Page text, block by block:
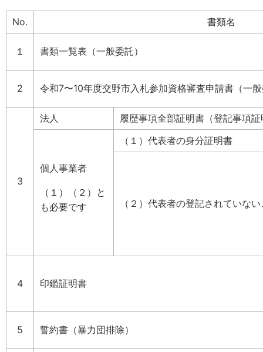
No. 書類名
１ 書類一覧表（一般委託）
2 令和7〜10年度交野市入札参加資格審査申請書（一
3
法人 履歴事項全部証明書（登記事項
個人事業者
（１）（２）と
も必要です
（１）代表者の身分証明書
（２）代表者の登記されていな
4 印鑑証明書
5 誓約書（暴力団排除）